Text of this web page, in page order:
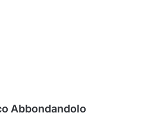
Abbondandolo